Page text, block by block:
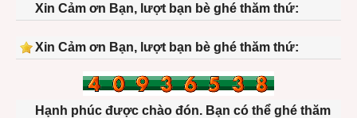
Xin Cảm ơn Bạn, lượt bạn bè ghé thăm thứ:
Xin Cảm ơn Bạn, lượt bạn bè ghé thăm thứ:
Hạnh phúc được chào đón. Bạn có thể ghé thăm